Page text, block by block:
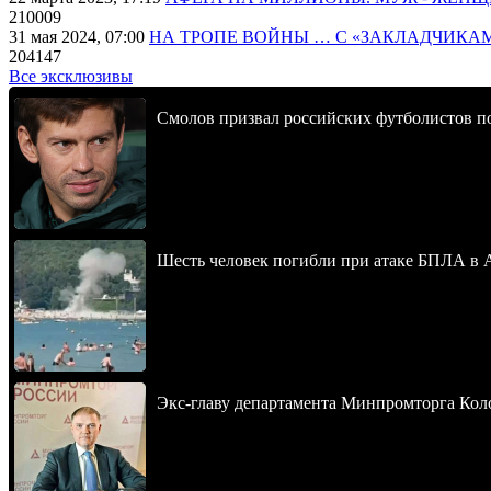
210009
31 мая 2024, 07:00 НА ТРОПЕ ВОЙНЫ … С
204147
Все эксклюзивы
Смолов призвал российских футболистов
Шесть человек погибли при атаке БПЛА в
Экс-главу департамента Минпромторга